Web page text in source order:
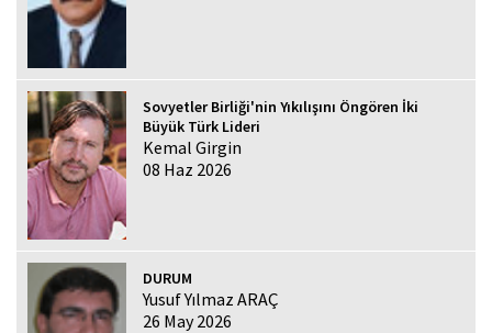
Sovyetler Birliği'nin Yıkılışını Öngören İki
Büyük Türk Lideri
Kemal Girgin
08 Haz 2026
DURUM
Yusuf Yılmaz ARAÇ
26 May 2026